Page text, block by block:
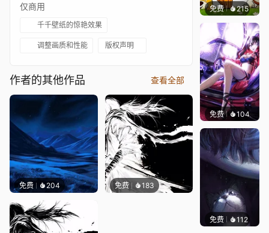
仅商用
千千壁纸的惊艳效果
调整画质和性能 版权声明
作者的其他作品 查看全部
免费 204 免费 183
免费 215渔小小
免费 104Kyllar
免费 112Asuki